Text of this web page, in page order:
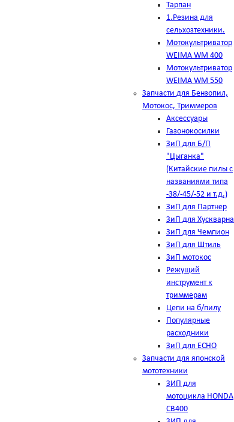
Тарпан
1.Резина для
сельхозтехники.
Мотокультриватор
WEIMA WM 400
Мотокультриватор
WEIMA WM 550
Запчасти для Бензопил,
Мотокос, Триммеров
Аксессуары
Газонокосилки
ЗиП для Б/П
"Цыганка"
(Китайские пилы с
названиями типа
-38/-45/-52 и т.д.)
ЗиП для Партнер
ЗиП для Хускварна
ЗиП для Чемпион
ЗиП для Штиль
ЗиП мотокос
Режущий
инструмент к
триммерам
Цепи на б/пилу
Популярные
расходники
ЗиП для ЕСНО
Запчасти для японской
мототехники
ЗИП для
мотоцикла HONDA
CB400